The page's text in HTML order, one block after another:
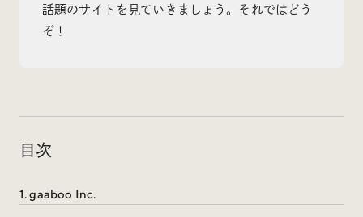
iDID Podcast
「iDID RADIO」を隔週で公開中！
話題のサイトを見ていきましょう。それではどう
ぞ！
目次
1. gaaboo Inc.